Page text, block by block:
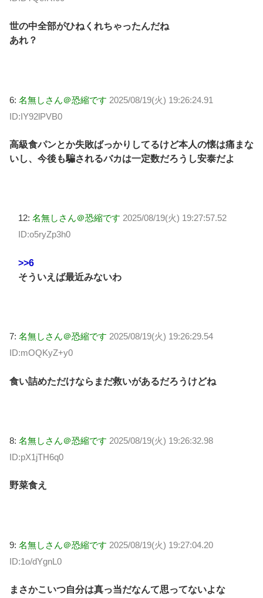
世の中全部がひねくれちゃったんだね
あれ？
6: 名無しさん＠恐縮です 2025/08/19(火) 19:26:24.91
ID:IY92lPVB0
高級食パンとか失敗ばっかりしてるけど本人の懐は痛まな
いし、今後も騙されるバカは一定数だろうし安泰だよ
12: 名無しさん＠恐縮です 2025/08/19(火) 19:27:57.52
ID:o5ryZp3h0
>>6
そういえば最近みないわ
7: 名無しさん＠恐縮です 2025/08/19(火) 19:26:29.54
ID:mOQKyZ+y0
食い詰めただけならまだ救いがあるだろうけどね
8: 名無しさん＠恐縮です 2025/08/19(火) 19:26:32.98
ID:pX1jTH6q0
野菜食え
9: 名無しさん＠恐縮です 2025/08/19(火) 19:27:04.20
ID:1o/dYgnL0
まさかこいつ自分は真っ当だなんて思ってないよな